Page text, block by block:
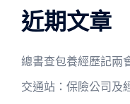
近期文章
總書查包養經歷記兩
交通站：保險公司及